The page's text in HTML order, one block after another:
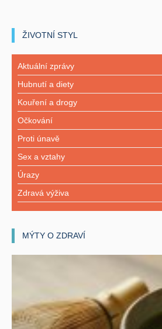
ŽIVOTNÍ STYL
Aktuální zprávy
Hubnutí a diety
Kouření a drogy
Očkování
Proti únavě
Sex a vztahy
Úrazy
Zdravá výživa
MÝTY O ZDRAVÍ